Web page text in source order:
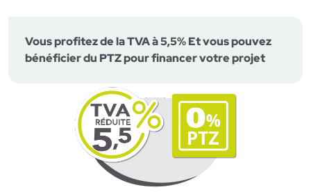
Vous profitez de la TVA à 5,5% Et vous pouvez
bénéficier du PTZ pour financer votre projet